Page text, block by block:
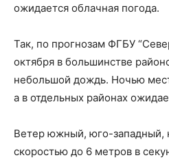
ожидается облачная погода.
Так, по прогнозам ФГБУ
октября в большинстве
небольшой дождь. Ночью
а в отдельных районах
Ветер южный, юго-западный,
скоростью до 6 метров в